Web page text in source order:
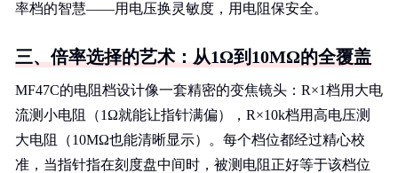
率档的智慧——用电压换灵敏度，用电阻保安全。
三、倍率选择的艺术：从1Ω到10MΩ的全覆盖
MF47C的电阻档设计像一套精密的变焦镜头：R×1档用大电
流测小电阻（1Ω就能让指针满偏），R×10k档用高电压测
大电阻（10MΩ也能清晰显示）。每个档位都经过精心校
准，当指针指在刻度盘中间时，被测电阻正好等于该档位